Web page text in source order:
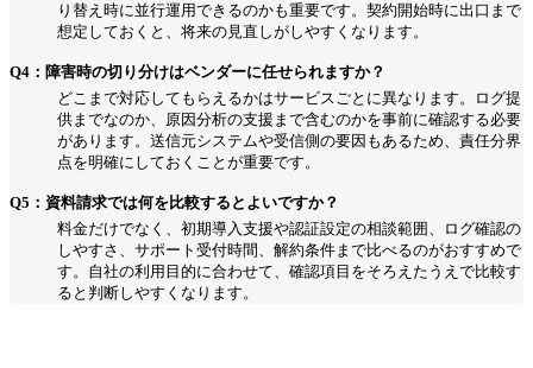
り替え時に並行運用できるのかも重要です。契約開始時に出口まで
想定しておくと、将来の見直しがしやすくなります。
Q4：障害時の切り分けはベンダーに任せられますか？
どこまで対応してもらえるかはサービスごとに異なります。ログ提
供までなのか、原因分析の支援まで含むのかを事前に確認する必要
があります。送信元システムや受信側の要因もあるため、責任分界
点を明確にしておくことが重要です。
Q5：資料請求では何を比較するとよいですか？
料金だけでなく、初期導入支援や認証設定の相談範囲、ログ確認の
しやすさ、サポート受付時間、解約条件まで比べるのがおすすめで
す。自社の利用目的に合わせて、確認項目をそろえたうえで比較す
ると判断しやすくなります。